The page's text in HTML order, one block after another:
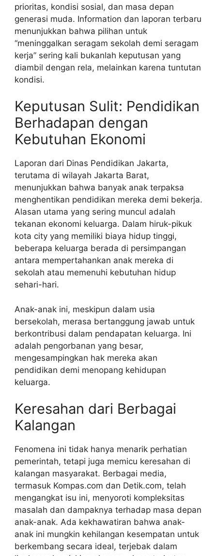
prioritas, kondisi sosial, dan masa depan
generasi muda. Information dan laporan terbaru
menunjukkan bahwa pilihan untuk
“meninggalkan seragam sekolah demi seragam
kerja” sering kali bukanlah keputusan yang
diambil dengan rela, melainkan karena tuntutan
kondisi.
Keputusan Sulit: Pendidikan
Berhadapan dengan
Kebutuhan Ekonomi
Laporan dari Dinas Pendidikan Jakarta,
terutama di wilayah Jakarta Barat,
menunjukkan bahwa banyak anak terpaksa
menghentikan pendidikan mereka demi bekerja.
Alasan utama yang sering muncul adalah
tekanan ekonomi keluarga. Dalam hiruk-pikuk
kota city yang memiliki biaya hidup tinggi,
beberapa keluarga berada di persimpangan
antara mempertahankan anak mereka di
sekolah atau memenuhi kebutuhan hidup
sehari-hari.
Anak-anak ini, meskipun dalam usia
bersekolah, merasa bertanggung jawab untuk
berkontribusi dalam pendapatan keluarga. Ini
adalah pengorbanan yang besar,
mengesampingkan hak mereka akan
pendidikan demi menopang kehidupan
keluarga.
Keresahan dari Berbagai
Kalangan
Fenomena ini tidak hanya menarik perhatian
pemerintah, tetapi juga memicu keresahan di
kalangan masyarakat. Berbagai media,
termasuk Kompas.com dan Detik.com, telah
mengangkat isu ini, menyoroti kompleksitas
masalah dan dampaknya terhadap masa depan
anak-anak. Ada kekhawatiran bahwa anak-
anak ini mungkin kehilangan kesempatan untuk
berkembang secara ideal, terjebak dalam